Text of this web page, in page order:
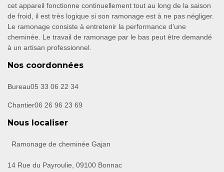
cet appareil fonctionne continuellement tout au long de la saison
de froid, il est très logique si son ramonage est à ne pas négliger.
Le ramonage consiste à entretenir la performance d’une
cheminée. Le travail de ramonage par le bas peut être demandé
à un artisan professionnel.
Nos coordonnées
Bureau05 33 06 22 34
Chantier06 26 96 23 69
Nous localiser
Ramonage de cheminée Gajan
14 Rue du Payroulie, 09100 Bonnac